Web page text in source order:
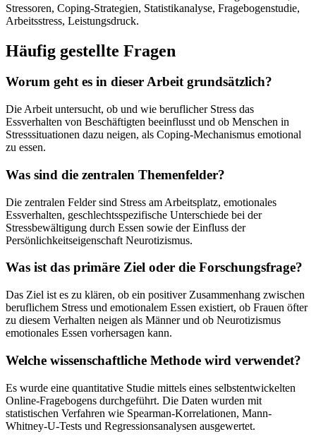
Stressoren, Coping-Strategien, Statistikanalyse, Fragebogenstudie,
Arbeitsstress, Leistungsdruck.
Häufig gestellte Fragen
Worum geht es in dieser Arbeit grundsätzlich?
Die Arbeit untersucht, ob und wie beruflicher Stress das
Essverhalten von Beschäftigten beeinflusst und ob Menschen in
Stresssituationen dazu neigen, als Coping-Mechanismus emotional
zu essen.
Was sind die zentralen Themenfelder?
Die zentralen Felder sind Stress am Arbeitsplatz, emotionales
Essverhalten, geschlechtsspezifische Unterschiede bei der
Stressbewältigung durch Essen sowie der Einfluss der
Persönlichkeitseigenschaft Neurotizismus.
Was ist das primäre Ziel oder die Forschungsfrage?
Das Ziel ist es zu klären, ob ein positiver Zusammenhang zwischen
beruflichem Stress und emotionalem Essen existiert, ob Frauen öfter
zu diesem Verhalten neigen als Männer und ob Neurotizismus
emotionales Essen vorhersagen kann.
Welche wissenschaftliche Methode wird verwendet?
Es wurde eine quantitative Studie mittels eines selbstentwickelten
Online-Fragebogens durchgeführt. Die Daten wurden mit
statistischen Verfahren wie Spearman-Korrelationen, Mann-
Whitney-U-Tests und Regressionsanalysen ausgewertet.